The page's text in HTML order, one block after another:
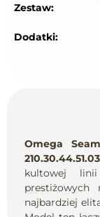
Zestaw:
Dodatki:
Omega
kultowej
najbardziej